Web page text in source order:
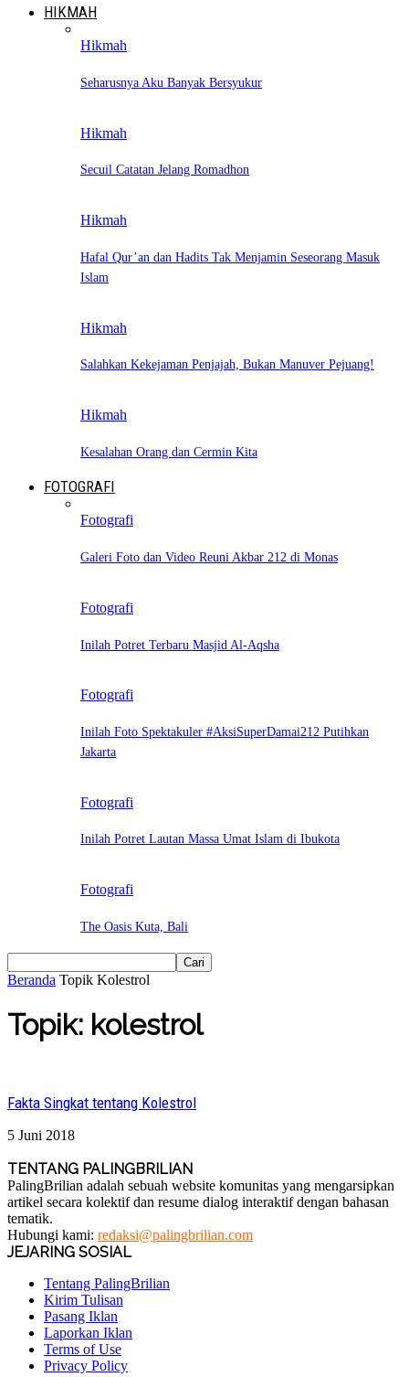
HIKMAH
Hikmah
Seharusnya Aku Banyak Bersyukur
Hikmah
Secuil Catatan Jelang Romadhon
Hikmah
Hafal Qur’an dan Hadits Tak Menjamin Seseorang Masuk
Islam
Hikmah
Salahkan Kekejaman Penjajah, Bukan Manuver Pejuang!
Hikmah
Kesalahan Orang dan Cermin Kita
FOTOGRAFI
Fotografi
Galeri Foto dan Video Reuni Akbar 212 di Monas
Fotografi
Inilah Potret Terbaru Masjid Al-Aqsha
Fotografi
Inilah Foto Spektakuler #AksiSuperDamai212 Putihkan
Jakarta
Fotografi
Inilah Potret Lautan Massa Umat Islam di Ibukota
Fotografi
The Oasis Kuta, Bali
Beranda Topik Kolestrol
Topik: kolestrol
Fakta Singkat tentang Kolestrol
5 Juni 2018
TENTANG PALINGBRILIAN
PalingBrilian adalah sebuah website komunitas yang mengarsipkan
artikel secara kolektif dan resume dialog interaktif dengan bahasan
tematik.
Hubungi kami: redaksi@palingbrilian.com
JEJARING SOSIAL
Tentang PalingBrilian
Kirim Tulisan
Pasang Iklan
Laporkan Iklan
Terms of Use
Privacy Policy